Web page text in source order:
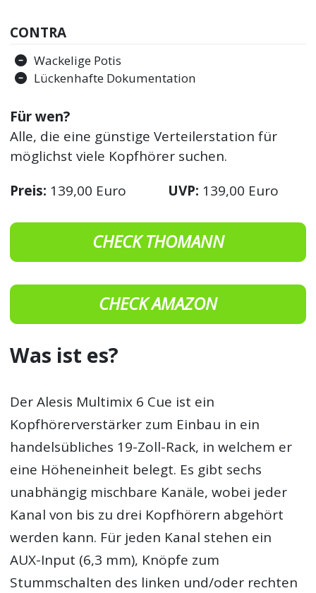
CONTRA
Wackelige Potis
Lückenhafte Dokumentation
Für wen?
Alle, die eine günstige Verteilerstation für
möglichst viele Kopfhörer suchen.
Preis: 139,00 Euro UVP: 139,00 Euro
CHECK THOMANN
CHECK AMAZON
Was ist es?
Der Alesis Multimix 6 Cue ist ein
Kopfhörerverstärker zum Einbau in ein
handelsübliches 19-Zoll-Rack, in welchem er
eine Höheneinheit belegt. Es gibt sechs
unabhängig mischbare Kanäle, wobei jeder
Kanal von bis zu drei Kopfhörern abgehört
werden kann. Für jeden Kanal stehen ein
AUX-Input (6,3 mm), Knöpfe zum
Stummschalten des linken und/oder rechten